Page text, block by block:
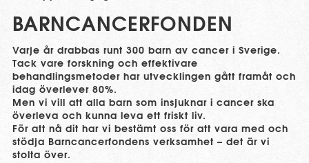
BARNCANCERFONDEN
Varje år drabbas runt 300 barn av cancer i Sverige.
Tack vare forskning och effektivare
behandlingsmetoder har utvecklingen gått framåt och
idag överlever 80%.
Men vi vill att alla barn som insjuknar i cancer ska
överleva och kunna leva ett friskt liv.
För att nå dit har vi bestämt oss för att vara med och
stödja Barncancerfondens verksamhet – det är vi
stolta över.